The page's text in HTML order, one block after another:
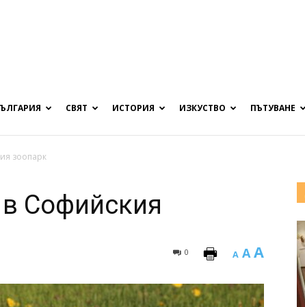
СВЯТ ИСТОРИЯ ИЗКУСТВО ПЪТУВАНЕ
зоопарк
Софийския
A A A
0